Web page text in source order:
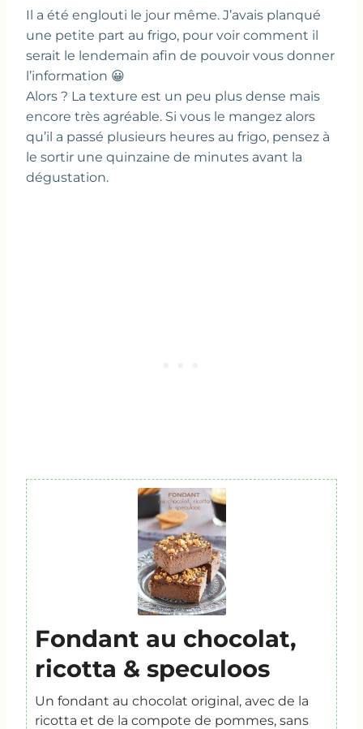
Il a été englouti le jour même. J’avais planqué
une petite part au frigo, pour voir comment il
serait le lendemain afin de pouvoir vous donner
l’information 😀
Alors ? La texture est un peu plus dense mais
encore très agréable. Si vous le mangez alors
qu’il a passé plusieurs heures au frigo, pensez à
le sortir une quinzaine de minutes avant la
dégustation.
Fondant au chocolat,
ricotta & speculoos
Un fondant au chocolat original, avec de la
ricotta et de la compote de pommes, sans